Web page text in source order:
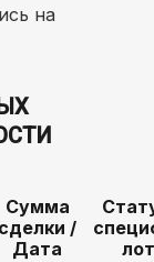
на
Сумма
сделки /
Дата